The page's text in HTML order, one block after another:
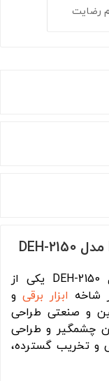
رضایت
۲۳ کیلویی Mahak مدل DEH-2150 یکی از
شاخه ابزار برقی و
و صنعتی طراحی
چشمگیر و طراحی
و تخریب گسترده،